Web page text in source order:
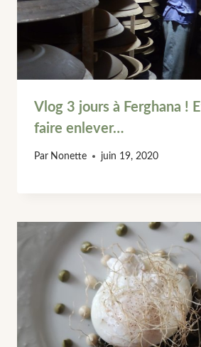
Vlog 3 jours à Ferghana !
faire enlever…
Par Nonette juin 19, 2020